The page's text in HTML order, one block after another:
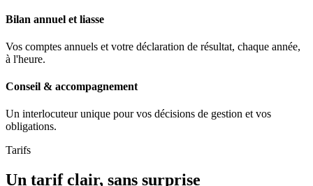
Bilan annuel et liasse
Vos comptes annuels et votre déclaration de résultat, chaque année,
à l'heure.
Conseil & accompagnement
Un interlocuteur unique pour vos décisions de gestion et vos
obligations.
Tarifs
Un tarif clair, sans surprise